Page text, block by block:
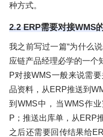
种方式。
2.2 ERP需要对接WMS
我之前写过一篇“为什么
应链产品经理必学的一个
P对接WMS一般来说需
品资料，从ERP推送到
到WMS中，当WMS作
P；推送出库单，从ERP
之后还需要回传结果给